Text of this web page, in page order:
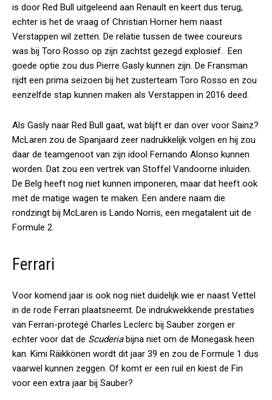
is door Red Bull uitgeleend aan Renault en keert dus terug,
echter is het de vraag of Christian Horner hem naast
Verstappen wil zetten. De relatie tussen de twee coureurs
was bij Toro Rosso op zijn zachtst gezegd explosief. Een
goede optie zou dus Pierre Gasly kunnen zijn. De Fransman
rijdt een prima seizoen bij het zusterteam Toro Rosso en zou
eenzelfde stap kunnen maken als Verstappen in 2016 deed.
Als Gasly naar Red Bull gaat, wat blijft er dan over voor Sainz?
McLaren zou de Spanjaard zeer nadrukkelijk volgen en hij zou
daar de teamgenoot van zijn idool Fernando Alonso kunnen
worden. Dat zou een vertrek van Stoffel Vandoorne inluiden.
De Belg heeft nog niet kunnen imponeren, maar dat heeft ook
met de matige wagen te maken. Een andere naam die
rondzingt bij McLaren is Lando Norris, een megatalent uit de
Formule 2.
Ferrari
Voor komend jaar is ook nog niet duidelijk wie er naast Vettel
in de rode Ferrari plaatsneemt. De indrukwekkende prestaties
van Ferrari-protegé Charles Leclerc bij Sauber zorgen er
echter voor dat de Scuderiabijna niet om de Monegask heen
kan. Kimi Räikkönen wordt dit jaar 39 en zou de Formule 1 dus
vaarwel kunnen zeggen. Of komt er een ruil en kiest de Fin
voor een extra jaar bij Sauber?